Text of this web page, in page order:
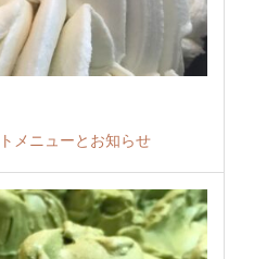
メニューとお知らせ